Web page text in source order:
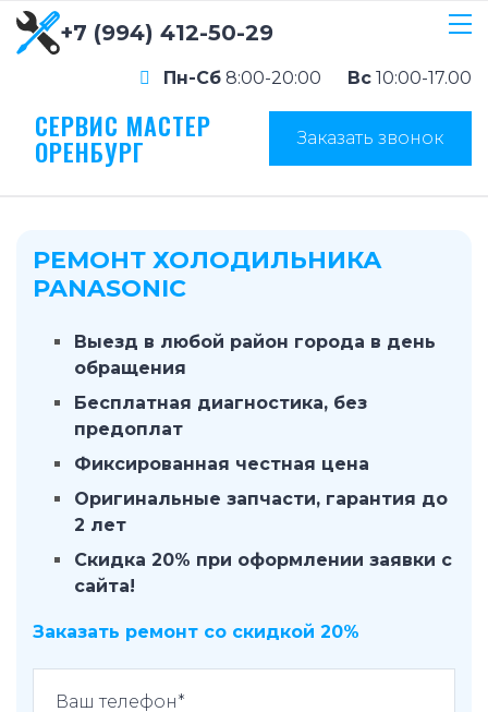
+7 (994) 412-50-29
Пн-Сб 8:00-20:00 Вс 10:00-17.00
СЕРВИС МАСТЕР
ОРЕНБУРГ Заказать звонок
РЕМОНТ ХОЛОДИЛЬНИКА
PANASONIC
Выезд в любой район города в день
обращения
Бесплатная диагностика, без
предоплат
Фиксированная честная цена
Оригинальные запчасти, гарантия до
2 лет
Скидка 20% при оформлении заявки с
сайта!
Заказать ремонт со скидкой 20%